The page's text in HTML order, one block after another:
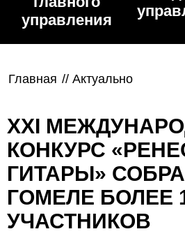
управления
Главная // Актуально
XXI
КОНКУРС
ГИТАРЫ»
ГОМЕЛЕ БОЛЕЕ
УЧАСТНИКОВ